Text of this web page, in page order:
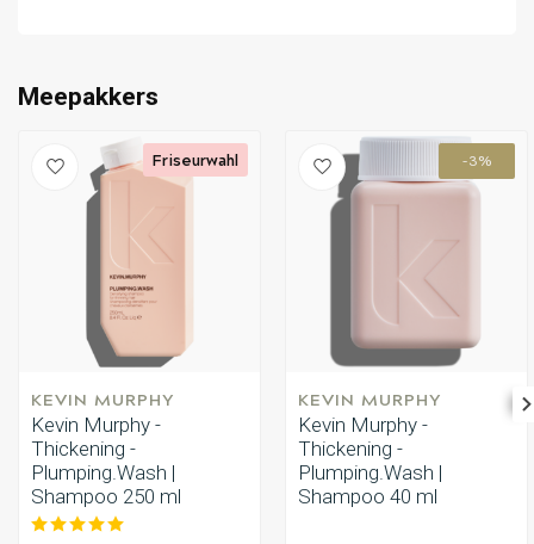
Meepakkers
KEVIN MURPHY
Kevin Murphy -
Thickening -
Plumping.Wash |
Shampoo 250 ml
Friseurwahl -3%
KEVIN MURPHY
Kevin Murphy -
Thickening -
Plumping.Wash |
Shampoo 40 ml